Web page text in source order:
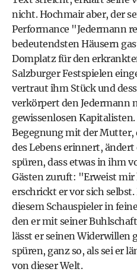
nicht. Hochmair aber, der
Performance "Jedermann
bedeutendsten Häusern
Domplatz für den
Salzburger Festspielen
vertraut ihm Stück und
verkörpert den Jedermann
gewissenlosen
Begegnung mit der
des Lebens erinnert,
spüren, dass etwas in ihm
Gästen zuruft: "Erweist
erschrickt er vor sich selbst.
diesem Schauspieler in
den er mit seiner
lässt er seinen Widerwillen
spüren, ganz so, als sei er
von dieser Welt.